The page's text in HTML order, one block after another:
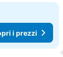
i prezzi